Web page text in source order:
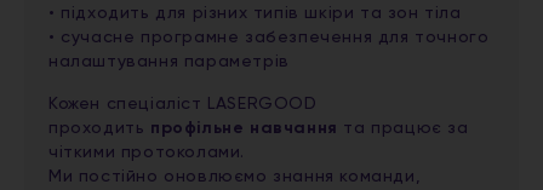
• підходить для різних типів шкіри та зон тіла
• сучасне програмне забезпечення для точного
налаштування параметрів
Кожен спеціаліст LASERGOOD
проходить профільне навчання та працює за
чіткими протоколами.
Ми постійно оновлюємо знання команди,